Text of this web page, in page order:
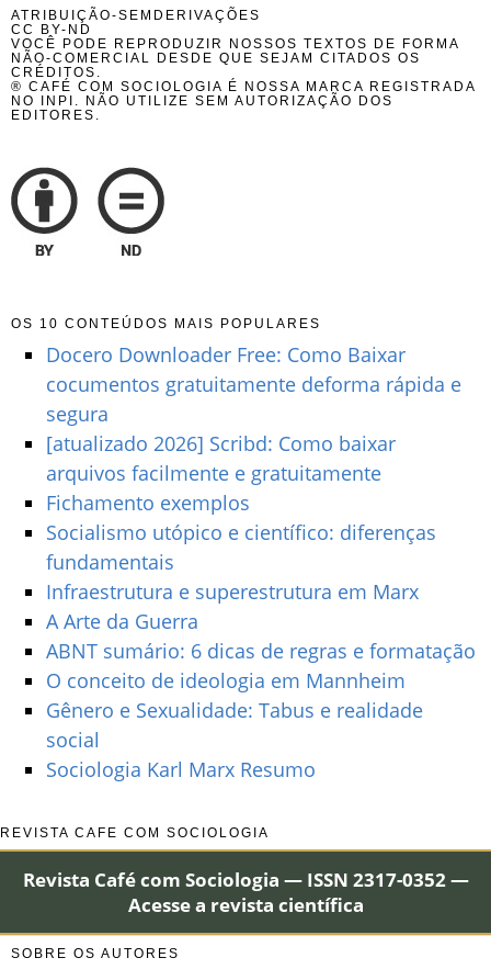
ATRIBUIÇÃO-SEMDERIVAÇÕES
CC BY-ND
VOCÊ PODE REPRODUZIR NOSSOS TEXTOS DE FORMA
NÃO-COMERCIAL DESDE QUE SEJAM CITADOS OS
CRÉDITOS.
® CAFÉ COM SOCIOLOGIA É NOSSA MARCA REGISTRADA
NO INPI. NÃO UTILIZE SEM AUTORIZAÇÃO DOS
EDITORES.
OS 10 CONTEÚDOS MAIS POPULARES
Docero Downloader Free: Como Baixar
cocumentos gratuitamente deforma rápida e
segura
[atualizado 2026] Scribd: Como baixar
arquivos facilmente e gratuitamente
Fichamento exemplos
Socialismo utópico e científico: diferenças
fundamentais
Infraestrutura e superestrutura em Marx
A Arte da Guerra
ABNT sumário: 6 dicas de regras e formatação
O conceito de ideologia em Mannheim
Gênero e Sexualidade: Tabus e realidade
social
Sociologia Karl Marx Resumo
REVISTA CAFÉ COM SOCIOLOGIA
Revista Café com Sociologia — ISSN 2317-0352 —
Acesse a revista científica
SOBRE OS AUTORES